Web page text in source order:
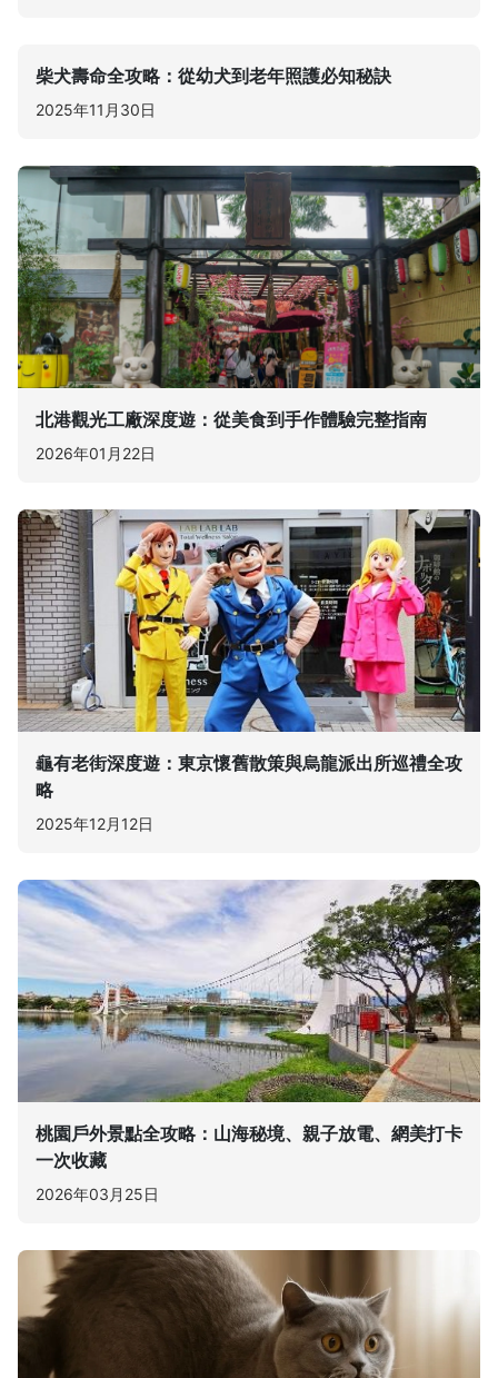
柴犬壽命全攻略：從幼犬到老年照護必知秘訣
2025年11月30日
北港觀光工廠深度遊：從美食到手作體驗完整指南
2026年01月22日
龜有老街深度遊：東京懷舊散策與烏龍派出所巡禮全攻
略
2025年12月12日
桃園戶外景點全攻略：山海秘境、親子放電、網美打卡
一次收藏
2026年03月25日